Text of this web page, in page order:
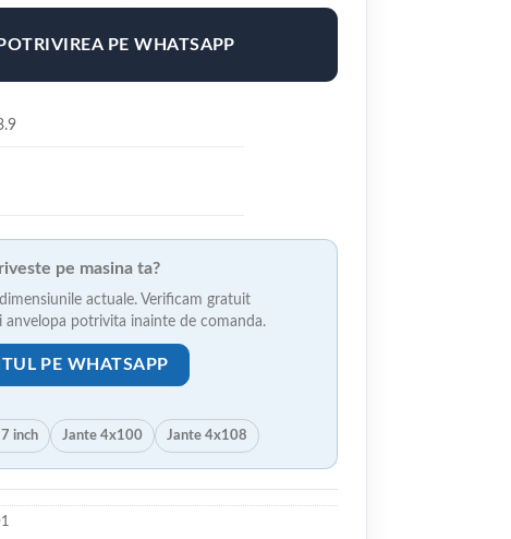
PE WHATSAPP
pe masina ta?
actuale. Verificam gratuit
anvelopa potrivita inainte de comanda.
PE WHATSAPP
inch Jante 4x100 Jante 4x108